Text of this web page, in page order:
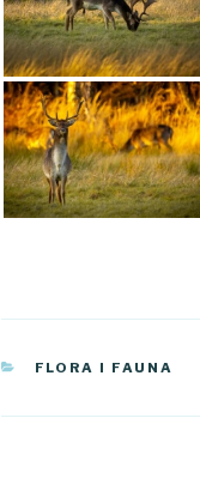
KATEGORIE
FLORA I FAUNA